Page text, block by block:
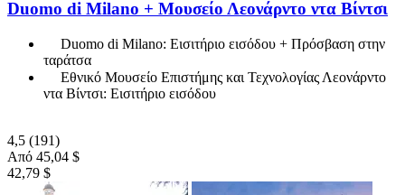
Duomo di Milano + Μουσείο Λεονάρντο ντα Βίντσι
Duomo di Milano: Εισιτήριο εισόδου + Πρόσβαση στην
ταράτσα
Εθνικό Μουσείο Επιστήμης και Τεχνολογίας Λεονάρντο
ντα Βίντσι: Εισιτήριο εισόδου
4,5 (191)
Από 45,04 $
42,79 $